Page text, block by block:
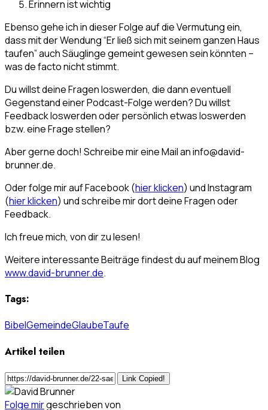
Erinnern ist wichtig
Ebenso gehe ich in dieser Folge auf die Vermutung ein,
dass mit der Wendung “Er ließ sich mit seinem ganzen Haus
taufen” auch Säuglinge gemeint gewesen sein könnten –
was de facto nicht stimmt.
Du willst deine Fragen loswerden, die dann eventuell
Gegenstand einer Podcast-Folge werden? Du willst
Feedback loswerden oder persönlich etwas loswerden
bzw. eine Frage stellen?
Aber gerne doch! Schreibe mir eine Mail an info@david-
brunner.de.
Oder folge mir auf Facebook (hier klicken) und Instagram
(hier klicken) und schreibe mir dort deine Fragen oder
Feedback.
Ich freue mich, von dir zu lesen!
Weitere interessante Beiträge findest du auf meinem Blog
www.david-brunner.de.
Tags:
BibelGemeindeGlaubeTaufe
Artikel teilen
Link Copied!
Folge mirgeschrieben von